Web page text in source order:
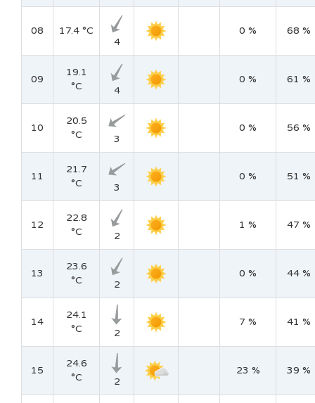
08
17.4 °C
4
0 % 68 %
09
19.1
°C
4
0 % 61 %
10
20.5
°C
3
0 % 56 %
11
21.7
°C
3
0 % 51 %
12
22.8
°C
2
1 % 47 %
13
23.6
°C
2
0 % 44 %
14
24.1
°C
2
7 % 41 %
15
24.6
°C
2
23 % 39 %